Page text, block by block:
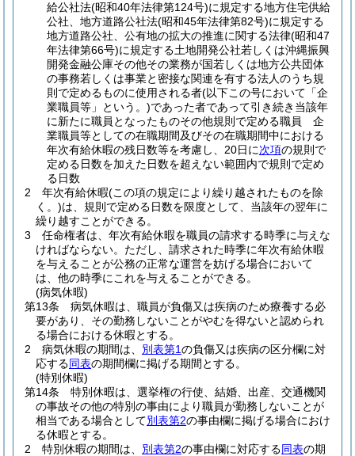
給公社法(昭和40年法律第124号)に規定する地方住宅供給
公社、地方道路公社法(昭和45年法律第82号)に規定する
地方道路公社、公有地の拡大の推進に関する法律(昭和47
年法律第66号)に規定する土地開発公社若しくは沖縄振興
開発金融公庫その他その業務が国若しくは地方公共団体
の事務若しくは事業と密接な関連を有する法人のうち規
則で定めるものに使用される者(以下この号において「企
業職員等」という。)であった者であって引き続き当該年
に新たに職員となったものその他規則で定める職員 企
業職員等としての在職期間及びその在職期間中における
年次有給休暇の残日数等を考慮し、20日に次項の規則で
定める日数を加えた日数を超えない範囲内で規則で定め
る日数
2
年次有給休暇(この項の規定により繰り越されたものを除
く。)は、規則で定める日数を限度として、当該年の翌年に
繰り越すことができる。
3
任命権者は、年次有給休暇を職員の請求する時季に与えな
ければならない。 ただし、請求された時季に年次有給休暇
を与えることが公務の正常な運営を妨げる場合において
は、他の時季にこれを与えることができる。
(病気休暇)
第13条
病気休暇は、職員が負傷又は疾病のため療養する必
要があり、その勤務しないことがやむを得ないと認められ
る場合における休暇とする。
2
病気休暇の期間は、 別表第1の負傷又は疾病の区分欄に対
応する同表の期間欄に掲げる期間とする。
(特別休暇)
第14条
特別休暇は、選挙権の行使、結婚、出産、交通機関
の事故その他の特別の事由により職員が勤務しないことが
相当である場合として別表第2の事由欄に掲げる場合におけ
る休暇とする。
2
特別休暇の期間は、 別表第2の事由欄に対応する同表の期